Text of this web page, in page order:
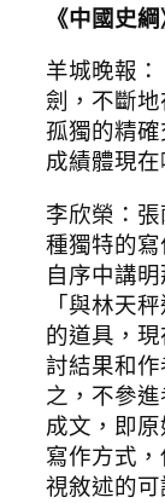
《中國史
羊城晚報
劍，不斷
孤獨的精
成績體現在
李欣榮：
種獨特的
自序中講
「與林天
的道具，
討結果和
之，不參
成文，即
寫作方式
視敘述的可